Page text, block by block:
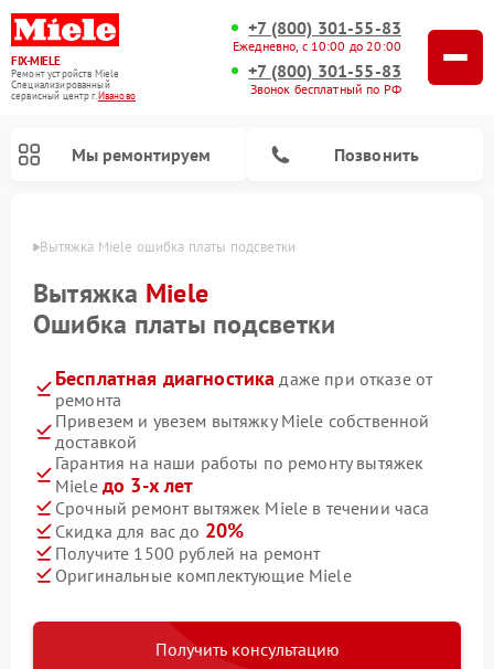
FIX-MIELE
Ремонт устройств Miele
Специализированный
cервисный центр г.Иваново
+7 (800) 301-55-83
Ежедневно, с 10:00 до 20:00
+7 (800) 301-55-83
Звонок бесплатный по РФ
Мы ремонтируем Позвонить
Вытяжка Miele ошибка платы подсветки
Вытяжка Miele
Ошибка платы подсветки
Бесплатная диагностика даже при отказе от
ремонта
Привезем и увезем вытяжку Miele собственной
доставкой
Гарантия на наши работы по ремонту вытяжек
Miele до 3-х лет
Срочный ремонт вытяжек Miele в течении часа
Скидка для вас до 20%
Получите 1500 рублей на ремонт
Оригинальные комплектующие Miele
Получить консультацию